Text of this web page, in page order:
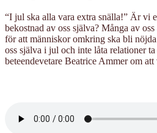
“I jul ska alla vara extra snälla!” Är vi
bekostnad av oss själva? Många av
för att människor omkring ska bli
oss själva i jul och inte låta relationer
beteendevetare Beatrice Ammer om